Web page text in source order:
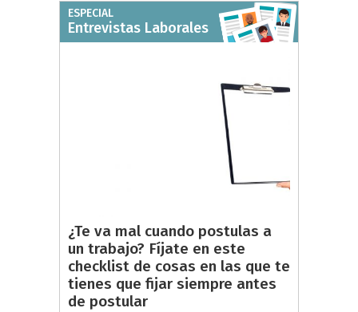
ESPECIAL
Entrevistas Laborales
¿Te va mal cuando postulas a
un trabajo? Fíjate en este
checklist de cosas en las que te
tienes que fijar siempre antes
de postular